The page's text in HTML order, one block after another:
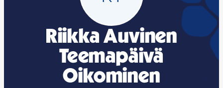
Riikka Auvinen
Teemapäivä
Oikominen